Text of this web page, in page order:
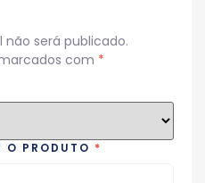
será publicado.
com *
O PRODUTO *